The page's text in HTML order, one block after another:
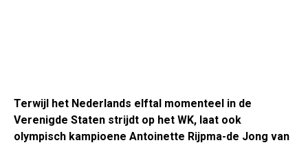
Terwijl het Nederlands elftal momenteel in de
Verenigde Staten strijdt op het WK, laat ook
olympisch kampioene Antoinette Rijpma-de Jong van